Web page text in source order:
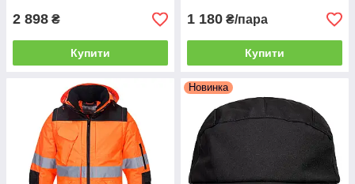
2 898 ₴
Купити
1 180 ₴/пара
Купити
Новинка